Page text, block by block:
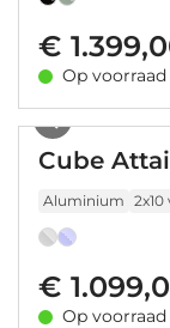
€
Op voorraad
Cube
Aluminium
€
Op voorraad